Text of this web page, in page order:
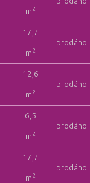
m2
17,7
m2
prodáno
12,6
m2
prodáno
6,5
m2
prodáno
17,7
m2
prodáno